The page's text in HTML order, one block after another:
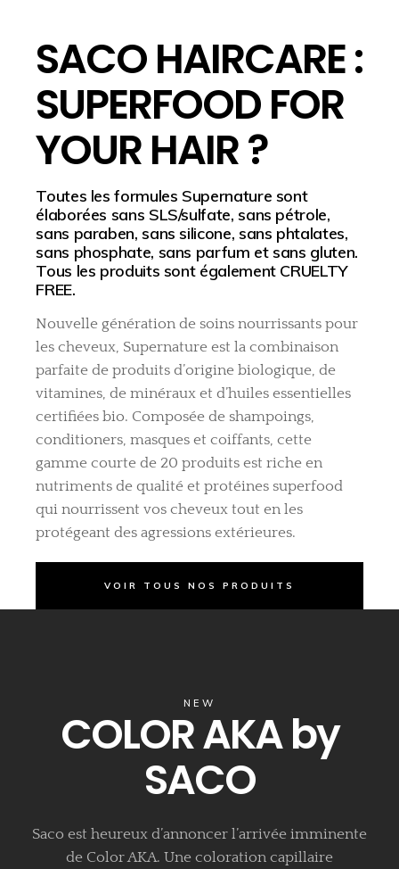
SACO HAIRCARE :
SUPERFOOD FOR
YOUR HAIR ?
Toutes les formules Supernature sont
élaborées sans SLS/sulfate, sans pétrole,
sans paraben, sans silicone, sans phtalates,
sans phosphate, sans parfum et sans gluten.
Tous les produits sont également CRUELTY
FREE.
Nouvelle génération de soins nourrissants pour
les cheveux, Supernature est la combinaison
parfaite de produits d’origine biologique, de
vitamines, de minéraux et d’huiles essentielles
certifiées bio. Composée de shampoings,
conditioners, masques et coiffants, cette
gamme courte de 20 produits est riche en
nutriments de qualité et protéines superfood
qui nourrissent vos cheveux tout en les
protégeant des agressions extérieures.
VOIR TOUS NOS PRODUITS
NEW
COLOR AKA by
SACO
Saco est heureux d’annoncer l’arrivée imminente
de Color AKA. Une coloration capillaire